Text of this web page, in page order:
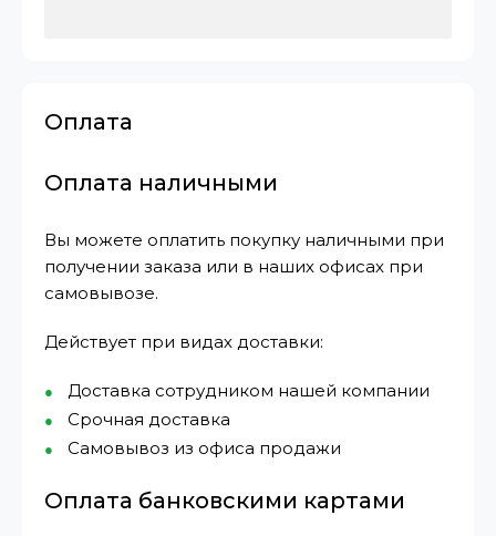
Оплата
Оплата наличными
Вы можете оплатить покупку наличными при
получении заказа или в наших офисах при
самовывозе.
Действует при видах доставки:
Доставка сотрудником нашей компании
Срочная доставка
Самовывоз из офиса продажи
Оплата банковскими картами